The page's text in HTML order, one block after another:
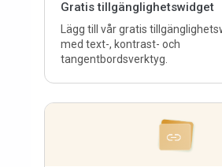
Gratis tillgänglighetswidget
Lägg till vår gratis
med text-, kontrast- och
tangentbordsverktyg.